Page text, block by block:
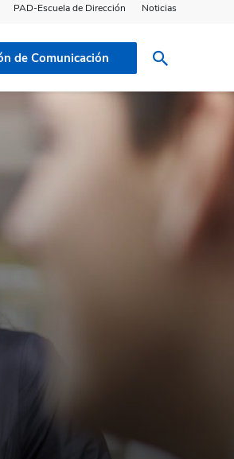
PAD-Escuela de Dirección Noticias
de Comunicación